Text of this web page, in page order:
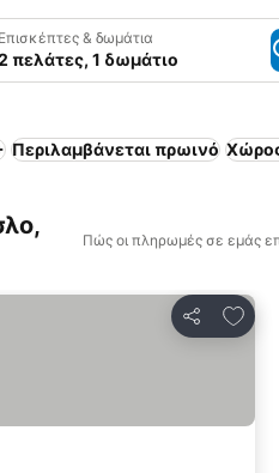
Επισκέπτες & δωμάτια
πελάτες, 1 δωμάτιο
Περιλαμβάνεται πρωινό
Πώς οι πληρωμές σε εμάς
Κοινοποίηση